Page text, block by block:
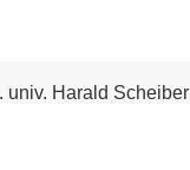
univ. Harald Scheiber